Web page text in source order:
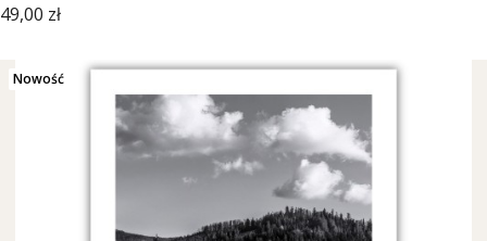
Cena
49,00 zł
Nowość